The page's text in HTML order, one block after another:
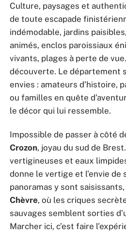
Culture, paysages et
de toute escapade
indémodable, jardins paisibles,
animés, enclos paroissiaux
vivants, plages à perte de
découverte. Le département
envies : amateurs d’histoire,
ou familles en quête
le décor qui lui ressemble.
Impossible de passer à côté
Crozon, joyau du sud de
vertigineuses et eaux
donne le vertige et l’envie de
panoramas y sont
Chèvre, où les criques
sauvages semblent sorties
Marcher ici, c’est faire